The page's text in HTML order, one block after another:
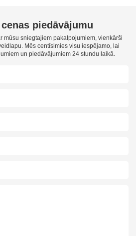
piedāvājumu
mūsu sniegtajiem pakalpojumiem, vienkārši
Mēs centīsimies visu iespējamo, lai
un piedāvājumiem 24 stundu laikā.